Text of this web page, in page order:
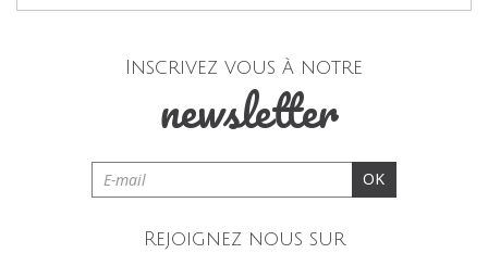
Inscrivez vous à notre
newsletter
OK
Rejoignez nous sur